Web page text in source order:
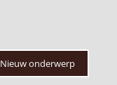
Nieuw onderwerp